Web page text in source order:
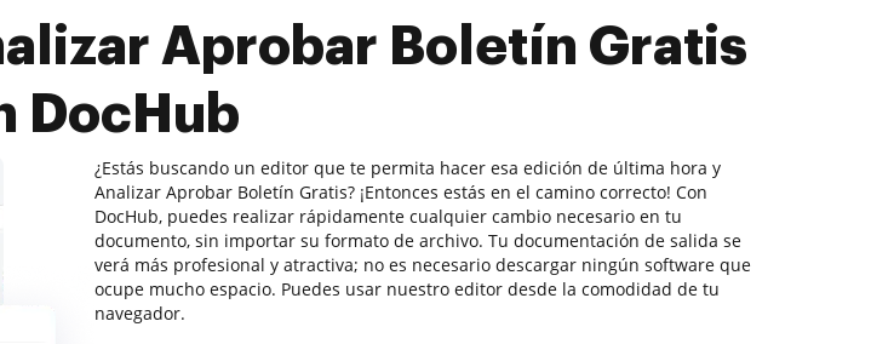
Aprobar Boletín Gratis
DocHub
¿Estás buscando un editor que te permita hacer esa edición de última hora y
Analizar Aprobar Boletín Gratis? ¡Entonces estás en el camino correcto! Con
DocHub, puedes realizar rápidamente cualquier cambio necesario en tu
documento, sin importar su formato de archivo. Tu documentación de salida se
verá más profesional y atractiva; no es necesario descargar ningún software que
ocupe mucho espacio. Puedes usar nuestro editor desde la comodidad de tu
navegador.